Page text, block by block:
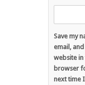
Save my
email, and
website in
browser
next time I